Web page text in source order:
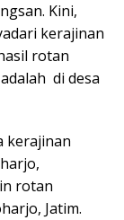
Kini,
kerajinan
rotan
di desa
kerajinan
rotan
Jatim.